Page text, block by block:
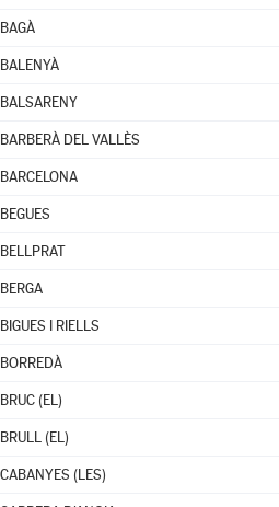
BAGÀ
BALENYÀ
BALSARENY
BARBERÀ DEL VALLÈS
BARCELONA
BEGUES
BELLPRAT
BERGA
BIGUES I RIELLS
BORREDÀ
BRUC (EL)
BRULL (EL)
CABANYES (LES)